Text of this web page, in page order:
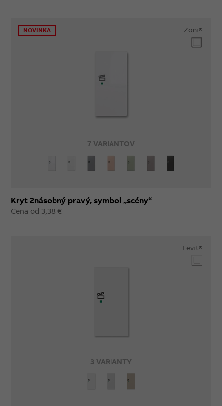
7 VARIANTOV
NOVINKA Zoni®
Kryt 2násobný pravý, symbol „scény“
Cena od 3,38 €
3 VARIANTY
Levit®